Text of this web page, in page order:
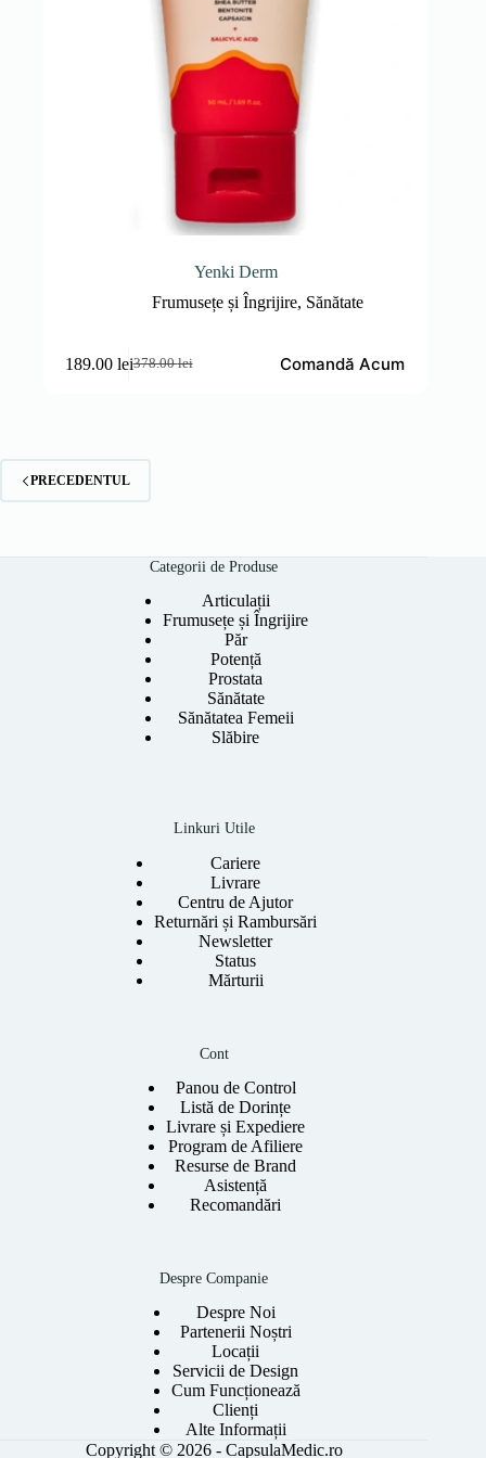
Yenki Derm
Frumusețe și Îngrijire, Sănătate
378.00lei
Prețul
189.00 leiPrețul
Comandă Acum
PRECEDENTUL
Categorii de Produse
Articulații
Frumusețe și Îngrijire
Păr
Potență
Prostata
Sănătate
Sănătatea Femeii
Slăbire
Linkuri Utile
Cariere
Livrare
Centru de Ajutor
Returnări și Rambursări
Newsletter
Status
Mărturii
Cont
Panou de Control
Listă de Dorințe
Livrare și Expediere
Program de Afiliere
Resurse de Brand
Asistență
Recomandări
Despre Companie
Despre Noi
Partenerii Noștri
Locații
Servicii de Design
Cum Funcționează
Clienți
Alte Informații
Copyright © 2026 - CapsulaMedic.ro